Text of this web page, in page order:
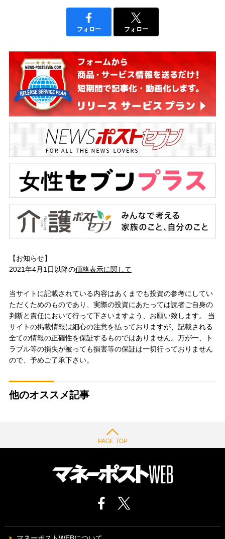
フォロー フォロー
【お知らせ】
2021年4月1日以降の価格表示に関して
当サイトに記載されている内容はあくまでも投資の参考にしてい
ただくためのものであり、実際の投資にあたっては読者ご自身の
判断と責任において行って下さいますよう、お願い致します。 当
サイトの掲載情報は細心の注意を払っておりますが、記載される
全ての情報の正確性を保証するものではありません。万が一、ト
ラブル等の損失が被っても損害等の保証は一切行っておりません
ので、予めご了承下さい。
他のオススメ記事
PAGE TOP